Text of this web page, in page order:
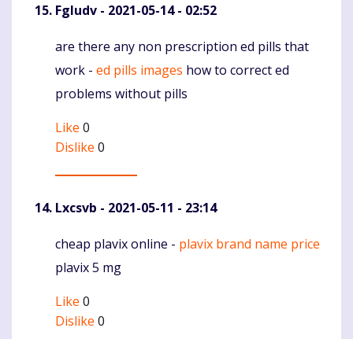
Fgludv - 2021-05-14 - 02:52
Komentaras
are there any non prescription ed pills that
work - ed pills images how to correct ed
problems without pills
Like 0
Dislike 0
Lxcsvb - 2021-05-11 - 23:14
Komentaras
cheap plavix online - plavix brand name price
plavix 5 mg
Like 0
Dislike 0